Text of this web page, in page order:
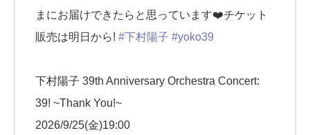
まにお届けできたらと思っています❤️チケット
販売は明日から! #下村陽子 #yoko39
下村陽⼦ 39th Anniversary Orchestra Concert:
39! ~Thank You!~
2026/9/25(⾦)19:00